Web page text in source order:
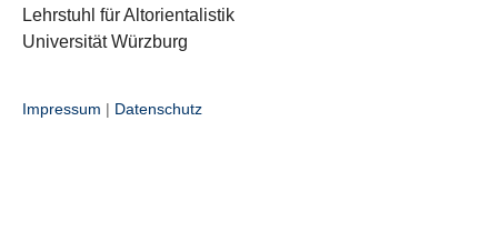
Lehrstuhl für Altorientalistik
Universität Würzburg
Impressum | Datenschutz